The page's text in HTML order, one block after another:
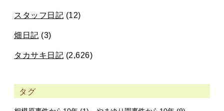
スタッフ日記 (12)
畑日記 (3)
タカサキ日記 (2,626)
タグ